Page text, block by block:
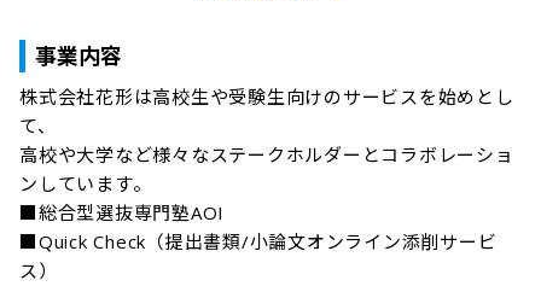
事業内容
株式会社花形は高校生や受験生向けのサービスを始めとし
て、
高校や大学など様々なステークホルダーとコラボレーショ
ンしています。
■総合型選抜専門塾AOI
■Quick Check（提出書類/小論文オンライン添削サービ
ス）